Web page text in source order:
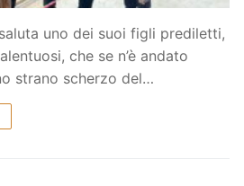
uno dei suoi figli prediletti,
che se n’è andato
strano scherzo del…